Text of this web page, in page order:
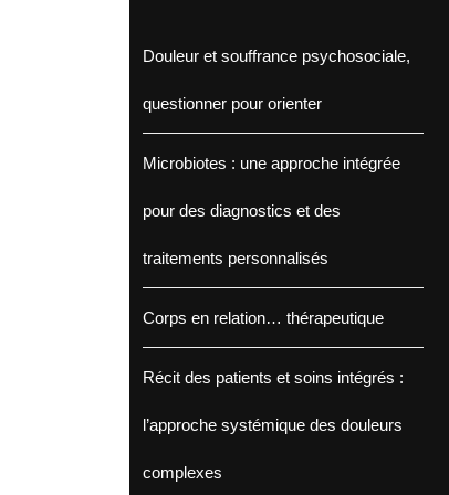
Douleur et souffrance psychosociale,
questionner pour orienter
Microbiotes : une approche intégrée
pour des diagnostics et des
traitements personnalisés
Corps en relation… thérapeutique
Récit des patients et soins intégrés :
l’approche systémique des douleurs
complexes